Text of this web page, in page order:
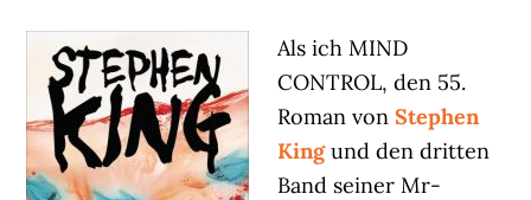
Als ich MIND
CONTROL, den 55.
Roman vonStephen
Kingund den dritten
Band seiner Mr-